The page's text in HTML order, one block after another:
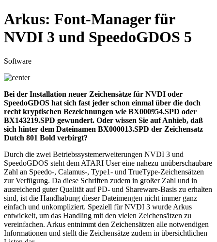
Arkus: Font-Manager für
NVDI 3 und SpeedoGDOS 5
Software
Bei der Installation neuer Zeichensätze für NVDI oder
SpeedoGDOS hat sich fast jeder schon einmal über die doch
recht kryptischen Bezeichnungen wie BX000954.SPD oder
BX143219.SPD gewundert. Oder wissen Sie auf Anhieb, daß
sich hinter dem Dateinamen BX000013.SPD der Zeichensatz
Dutch 801 Bold verbirgt?
Durch die zwei Betriebssystemerweiterungen NVDI 3 und
SpeedoGDOS steht dem ATARI User eine nahezu unüberschaubare
Zahl an Speedo-, Calamus-, Type1- und TrueType-Zeichensätzen
zur Verfügung. Da diese Schriften zudem in großer Zahl und in
ausreichend guter Qualität auf PD- und Shareware-Basis zu erhalten
sind, ist die Handhabung dieser Dateimengen nicht immer ganz
einfach und unkompliziert. Speziell für NVDI 3 wurde Arkus
entwickelt, um das Handling mit den vielen Zeichensätzen zu
vereinfachen. Arkus entnimmt den Zeichensätzen alle notwendigen
Informationen und stellt die Zeichensätze zudem in übersichtlichen